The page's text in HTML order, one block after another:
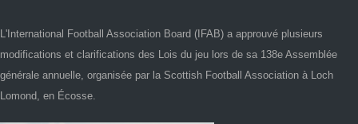
L'International Football Association Board (IFAB) a approuvé plusieurs
modifications et clarifications des Lois du jeu lors de sa 138e Assemblée
générale annuelle, organisée par la Scottish Football Association à Loch
Lomond, en Écosse.